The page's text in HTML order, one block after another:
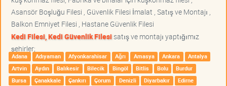
Asansör Boşluğu Filesi , Güvenlik Filesi İmalat , Satış ve Montajı ,
Balkon Emniyet Filesi , Hastane Güvenlik Filesi
Kedi Filesi, Kedi Güvenlik Filesisatış ve montajı yaptığımız
şehirler;
Adana Adıyaman Afyonkarahisar Ağrı Amasya Ankara
Antalya
Artvin
Aydın Balıkesir Bilecik Bingöl Bitlis Bolu
Burdur
Bursa
Çanakkale Çankırı Çorum Denizli Diyarbakır
Edirne